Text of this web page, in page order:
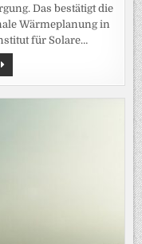
Das bestätigt die
Wärmeplanung in
für Solare…